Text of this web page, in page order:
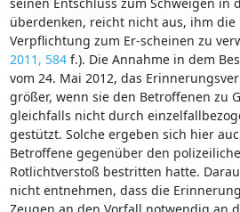
überdenken, reicht nicht aus, ihm
Verpflichtung zum Er-scheinen zu
2011, 584f.). Die Annahme in dem
vom 24. Mai 2012, das
größer, wenn sie den Betroffenen zu
gleichfalls nicht durch
gestützt. Solche ergeben sich hier
Betroffene gegenüber den
Rotlichtverstoß bestritten hatte.
nicht entnehmen, dass die
Zeugen an den Vorfall notwendig an